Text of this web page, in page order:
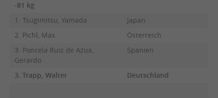
-81 kg
1. Tsugimitsu, Yamada
Japan
2. Pichl, Max
Österreich
3. Poncela Ruiz de Azua,
Gerardo
Spanien
3. Trapp, Walter Deutschland